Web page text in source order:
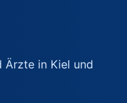
Ärzte in Kiel und